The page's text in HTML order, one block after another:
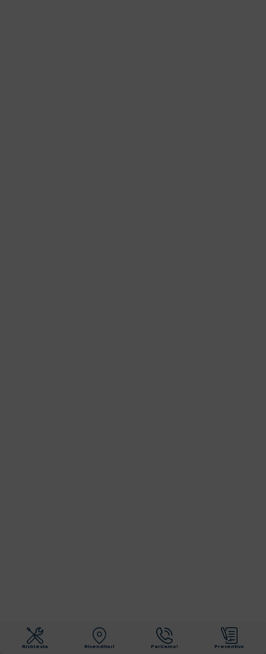
Richiesta Rivenditori Parliamo! Preventivo